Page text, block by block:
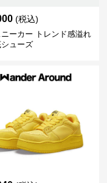
(税込)
ーカー トレンド感溢れ
ューズ